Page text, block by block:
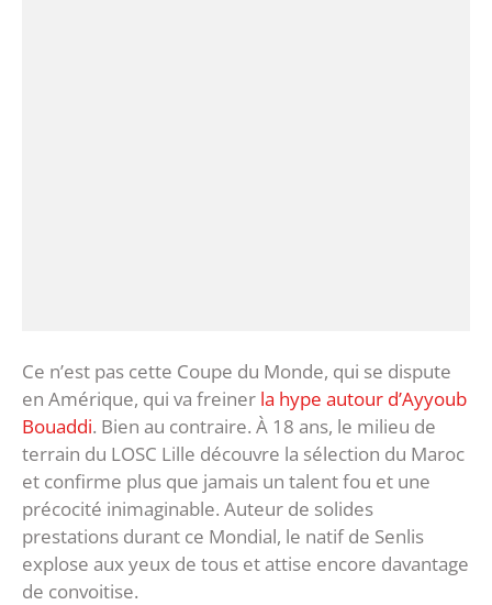
Ce n’est pas cette Coupe du Monde, qui se dispute
en Amérique, qui va freiner la hype autour d’Ayyoub
Bouaddi. Bien au contraire. À 18 ans, le milieu de
terrain du LOSC Lille découvre la sélection du Maroc
et confirme plus que jamais un talent fou et une
précocité inimaginable. Auteur de solides
prestations durant ce Mondial, le natif de Senlis
explose aux yeux de tous et attise encore davantage
de convoitise.